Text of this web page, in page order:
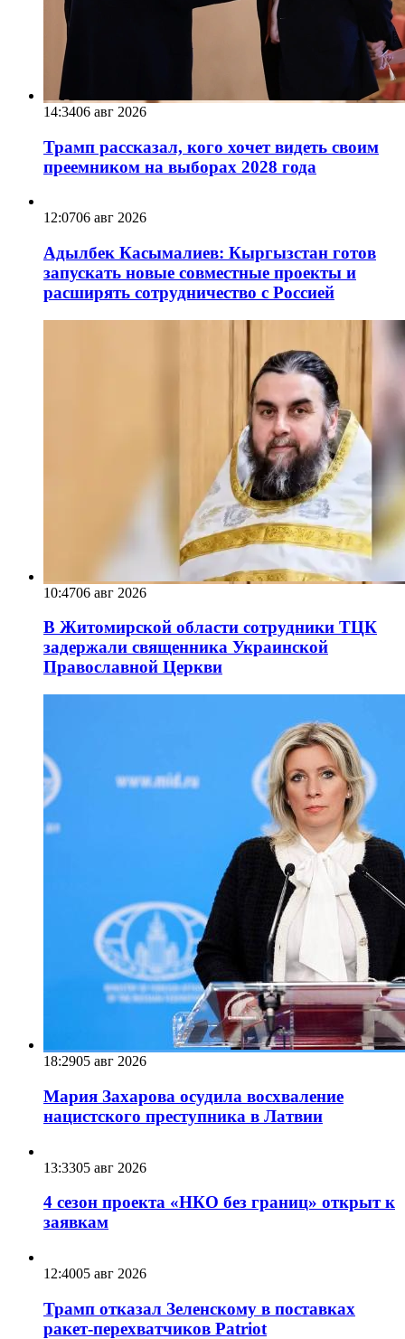
14:3406 авг 2026
Трамп рассказал, кого хочет видеть своим
преемником на выборах 2028 года
12:0706 авг 2026
Адылбек Касымалиев: Кыргызстан готов
запускать новые совместные проекты и
расширять сотрудничество с Россией
10:4706 авг 2026
В Житомирской области сотрудники ТЦК
задержали священника Украинской
Православной Церкви
18:2905 авг 2026
Мария Захарова осудила восхваление
нацистского преступника в Латвии
13:3305 авг 2026
4 сезон проекта «НКО без границ» открыт к
заявкам
12:4005 авг 2026
Трамп отказал Зеленскому в поставках
ракет-перехватчиков Patriot